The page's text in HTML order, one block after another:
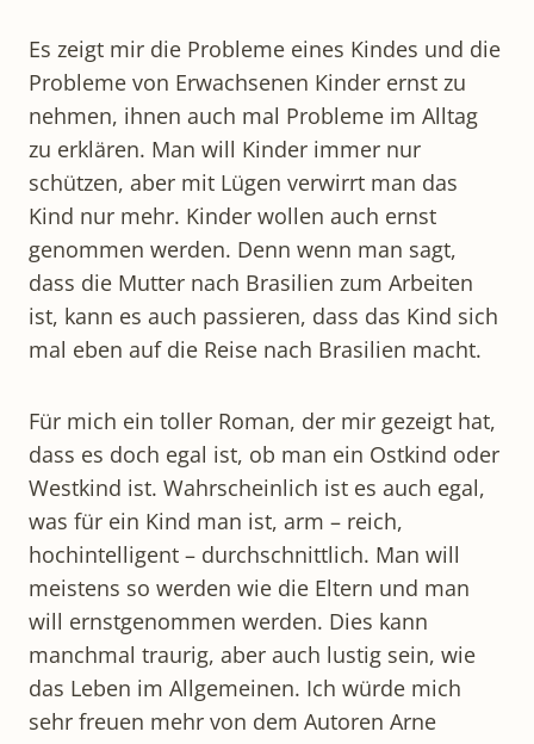
Es zeigt mir die Probleme eines Kindes und die
Probleme von Erwachsenen Kinder ernst zu
nehmen, ihnen auch mal Probleme im Alltag
zu erklären. Man will Kinder immer nur
schützen, aber mit Lügen verwirrt man das
Kind nur mehr. Kinder wollen auch ernst
genommen werden. Denn wenn man sagt,
dass die Mutter nach Brasilien zum Arbeiten
ist, kann es auch passieren, dass das Kind sich
mal eben auf die Reise nach Brasilien macht.
Für mich ein toller Roman, der mir gezeigt hat,
dass es doch egal ist, ob man ein Ostkind oder
Westkind ist. Wahrscheinlich ist es auch egal,
was für ein Kind man ist, arm – reich,
hochintelligent – durchschnittlich. Man will
meistens so werden wie die Eltern und man
will ernstgenommen werden. Dies kann
manchmal traurig, aber auch lustig sein, wie
das Leben im Allgemeinen. Ich würde mich
sehr freuen mehr von dem Autoren Arne